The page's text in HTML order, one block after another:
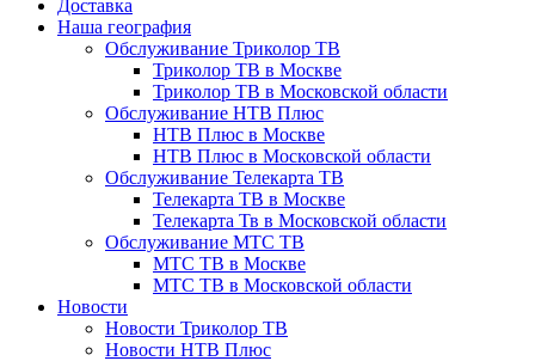
Доставка
Наша география
Обслуживание Триколор ТВ
Триколор ТВ в Москве
Триколор ТВ в Московской области
Обслуживание НТВ Плюс
НТВ Плюс в Москве
НТВ Плюс в Московской области
Обслуживание Телекарта ТВ
Телекарта ТВ в Москве
Телекарта Тв в Московской области
Обслуживание МТС ТВ
МТС ТВ в Москве
МТС ТВ в Московской области
Новости
Новости Триколор ТВ
Новости НТВ Плюс